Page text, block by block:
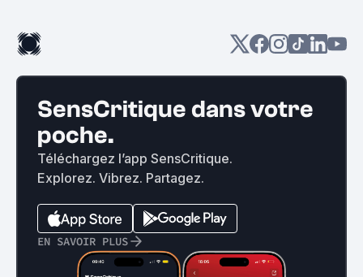
SensCritique dans votre
poche.
Téléchargez l’app SensCritique.
Explorez. Vibrez. Partagez.
EN SAVOIR PLUS